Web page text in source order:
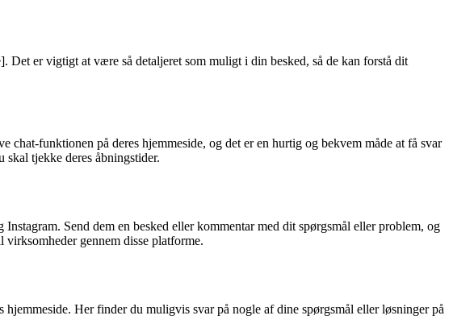
Det er vigtigt at være så detaljeret som muligt i din besked, så de kan forstå dit
funktionen på deres hjemmeside, og det er en hurtig og bekvem måde at få svar
tjekke deres åbningstider.
Send dem en besked eller kommentar med dit spørgsmål eller problem, og
gennem disse platforme.
Her finder du muligvis svar på nogle af dine spørgsmål eller løsninger på